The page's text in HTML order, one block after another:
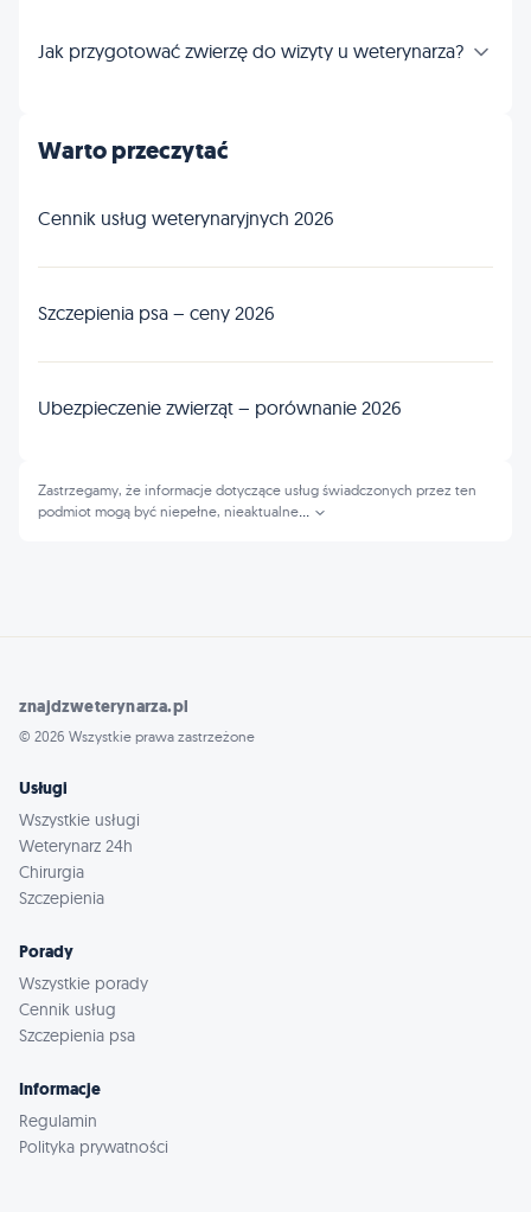
Jak przygotować zwierzę do wizyty u weterynarza?
Warto przeczytać
Cennik usług weterynaryjnych 2026
Szczepienia psa – ceny 2026
Ubezpieczenie zwierząt – porównanie 2026
Zastrzegamy, że informacje dotyczące usług świadczonych przez ten
podmiot mogą być niepełne, nieaktualne
znajdzweterynarza.pl
© 2026 Wszystkie prawa zastrzeżone
Usługi
Wszystkie usługi
Weterynarz 24h
Chirurgia
Szczepienia
Porady
Wszystkie porady
Cennik usług
Szczepienia psa
Informacje
Regulamin
Polityka prywatności